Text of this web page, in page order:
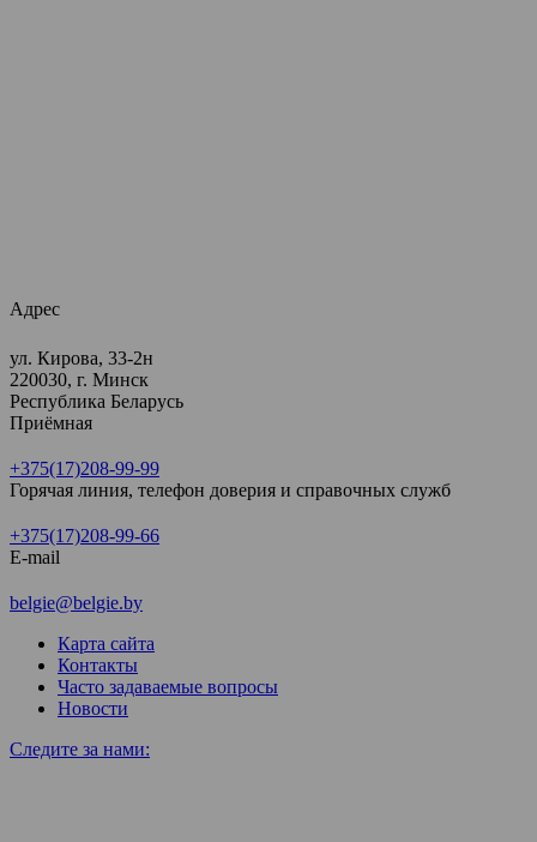
Адрес
ул. Кирова, 33-2н
220030, г. Минск
Республика Беларусь
Приёмная
+375(17)208-99-99
Горячая линия, телефон доверия и справочных служб
+375(17)208-99-66
E-mail
belgie@belgie.by
Карта сайта
Контакты
Часто задаваемые вопросы
Новости
Следите за нами: